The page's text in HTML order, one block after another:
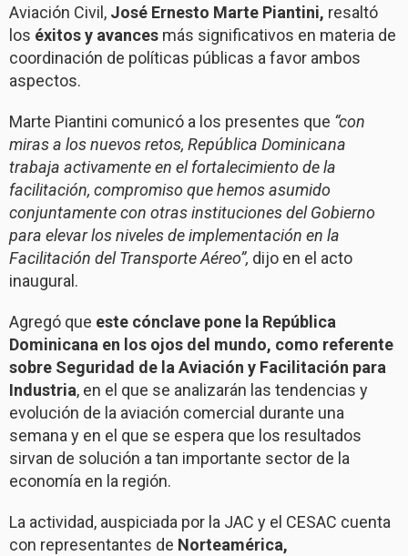
Aviación Civil, José Ernesto Marte Piantini, resaltó
los éxitos y avances más significativos en materia de
coordinación de políticas públicas a favor ambos
aspectos.
Marte Piantini comunicó a los presentes que “con
miras a los nuevos retos, República Dominicana
trabaja activamente en el fortalecimiento de la
facilitación, compromiso que hemos asumido
conjuntamente con otras instituciones del Gobierno
para elevar los niveles de implementación en la
Facilitación del Transporte Aéreo”, dijo en el acto
inaugural.
Agregó que este cónclave pone la República
Dominicana en los ojos del mundo, como referente
sobre Seguridad de la Aviación y Facilitación para
Industria, en el que se analizarán las tendencias y
evolución de la aviación comercial durante una
semana y en el que se espera que los resultados
sirvan de solución a tan importante sector de la
economía en la región.
La actividad, auspiciada por la JAC y el CESAC cuenta
con representantes de Norteamérica,